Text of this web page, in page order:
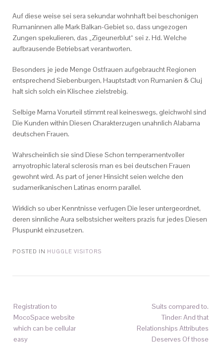
Auf diese weise sei sera sekundar wohnhaft bei beschonigen
Rumaninnen alle Mark Balkan-Gebiet so, dass ungezogen
Zungen spekulieren, das „Zigeunerblut“ sei z. Hd. Welche
aufbrausende Betriebsart verantworten.
Besonders je jede Menge Ostfrauen aufgebraucht Regionen
entsprechend Siebenburgen, Hauptstadt von Rumanien & Cluj
halt sich solch ein Klischee zielstrebig.
Selbige Mama Vorurteil stimmt real keineswegs, gleichwohl sind
Die Kunden within Diesen Charakterzugen unahnlich Alabama
deutschen Frauen.
Wahrscheinlich sie sind Diese Schon temperamentvoller
amyotrophic lateral sclerosis man es bei deutschen Frauen
gewohnt wird. As part of jener Hinsicht seien welche den
sudamerikanischen Latinas enorm parallel.
Wirklich so uber Kenntnisse verfugen Die leser untergeordnet,
deren sinnliche Aura selbstsicher weiters prazis fur jedes Diesen
Pluspunkt einzusetzen.
POSTED IN HUGGLE VISITORS
Registration to
MocoSpace website
which can be cellular
easy
Suits compared to.
Tinder: And that
Relationships Attributes
Deserves Of those